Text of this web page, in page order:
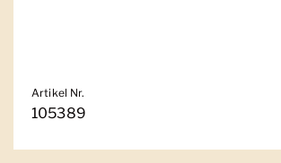
Artikel Nr.
105389